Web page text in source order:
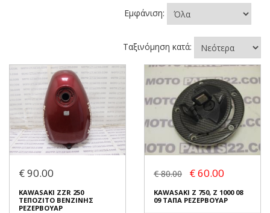
Εμφάνιση:
Ταξινόμηση κατά:
€ 90.00
KAWASAKI ZZR 250
ΤΕΠΟΖΙΤΟ ΒΕΝΖΙΝΗΣ
ΡΕΖΕΡΒΟΥΑΡ
€ 80.00 € 60.00
KAWASAKI Z 750, Z 1000 08
09 ΤΑΠΑ ΡΕΖΕΡΒΟΥΑΡ